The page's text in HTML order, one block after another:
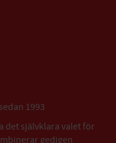
1993
det självklara valet för
gedigen